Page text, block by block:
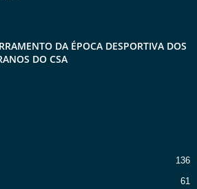
DA ÉPOCA DESPORTIVA DOS
DO CSA
136
61